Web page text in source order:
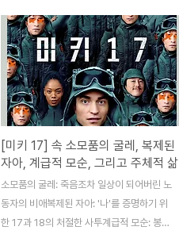
[미키 17] 속 소모품의 굴레, 복제된
자아, 계급적 모순, 그리고 주체적 삶
소모품의 굴레: 죽음조차 일상이 되어버린 노
동자의 비애복제된 자아: '나'를 증명하기 위
한 17과 18의 처절한 사투계급적 모순: 봉준